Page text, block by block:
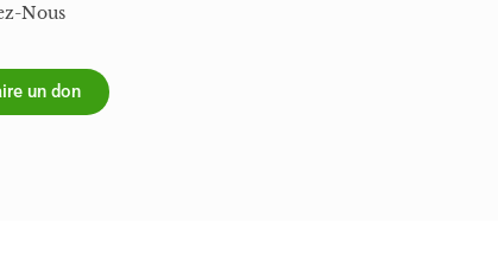
Nous
un don